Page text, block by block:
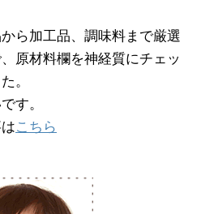
ら加工品、調味料まで厳選
原材料欄を神経質にチェッ
。
す。
こちら